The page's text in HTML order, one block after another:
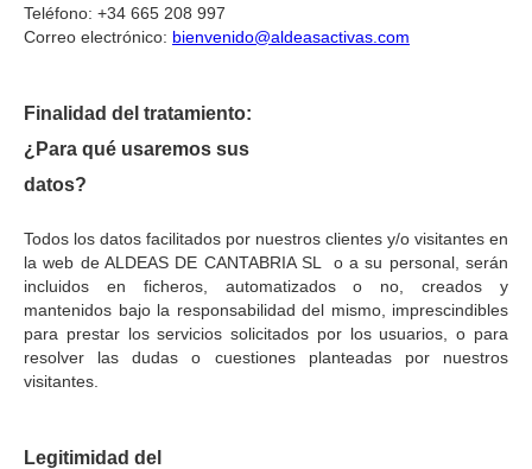
Teléfono: +34 665 208 997
Correo electrónico: bienvenido@aldeasactivas.com
Finalidad del tratamiento:
¿Para qué usaremos sus
datos?
Todos los datos facilitados por nuestros clientes y/o visitantes en
la web de ALDEAS DE CANTABRIA SL o a su personal, serán
incluidos en ficheros, automatizados o no, creados y
mantenidos bajo la responsabilidad del mismo, imprescindibles
para prestar los servicios solicitados por los usuarios, o para
resolver las dudas o cuestiones planteadas por nuestros
visitantes.
Legitimidad del